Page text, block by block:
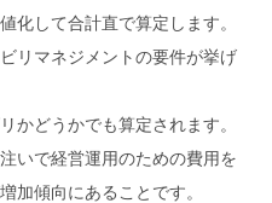
化して合計直で算定します。
リマネジメントの要件が挙げ
かどうかでも算定されます。
いで経営運用のための費用を
加傾向にあることです。